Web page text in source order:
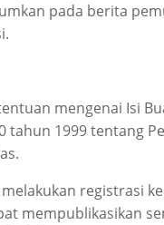
pada berita
mengenai Isi
1999 tentang
registrasi
mempublikasikan